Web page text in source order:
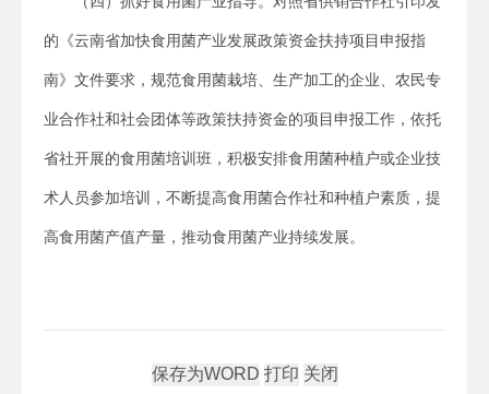
的《云南省加快食用菌产业发展政策资金扶持项目申报指
南》文件要求，规范食用菌栽培、生产加工的企业、农民专
业合作社和社会团体等政策扶持资金的项目申报工作，依托
省社开展的食用菌培训班，积极安排食用菌种植户或企业技
术人员参加培训，不断提高食用菌合作社和种植户素质，提
高食用菌产值产量，推动食用菌产业持续发展。